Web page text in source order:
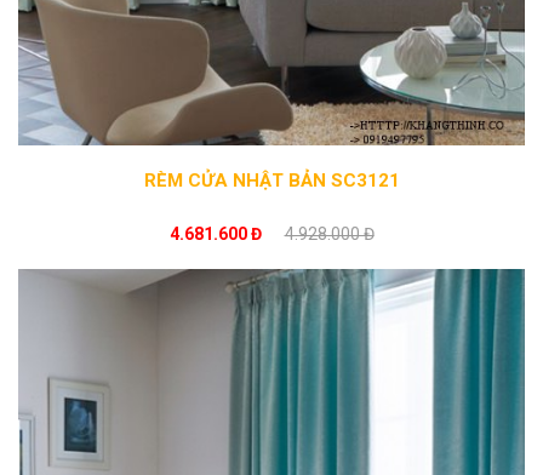
RÈM CỬA NHẬT BẢN SC3121
4.681.600 Đ 4.928.000 Đ